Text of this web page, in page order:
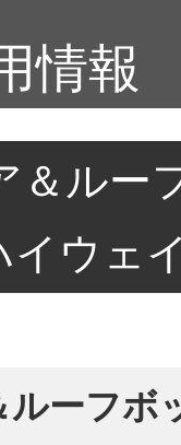
情報
＆ルー
イウェ
ーフボ